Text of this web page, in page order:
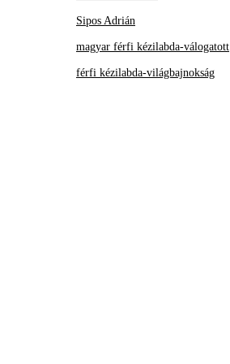
Sipos Adrián
magyar férfi kézilabda-válogatott
férfi kézilabda-világbajnokság